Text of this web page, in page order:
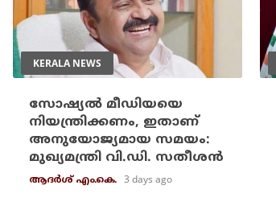
KERALA NEWS
സോഷ്യല്‍ മീഡിയയെ
നിയന്ത്രിക്കണം, ഇതാണ്
അനുയോജ്യമായ സമയം:
മുഖ്യമന്ത്രി വി.ഡി. സതീശന്‍
ആദർശ് എം.കെ. 3 days ago